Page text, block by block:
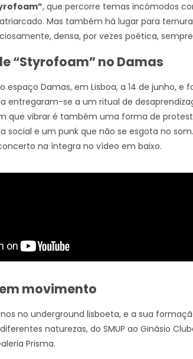
, que percorre temas incómodos
Mas também há lugar para
densa, por vezes poética,
“Styrofoam” no Damas
Damas, em Lisboa, a 14 de junho, e
se a um ritual de
que vibrar é também uma forma de
social e um punk que não se esgota no som.
na íntegra no vídeo em baixo.
movimento
no underground lisboeta, e a sua
naturezas, do SMUP ao Ginásio
Prisma.